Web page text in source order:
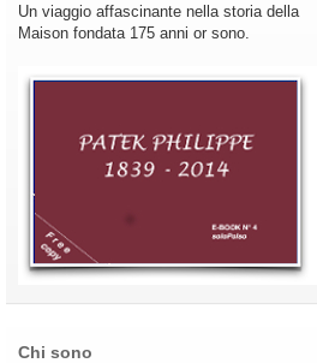
Un viaggio affascinante nella storia della
Maison fondata 175 anni or sono.
Chi sono